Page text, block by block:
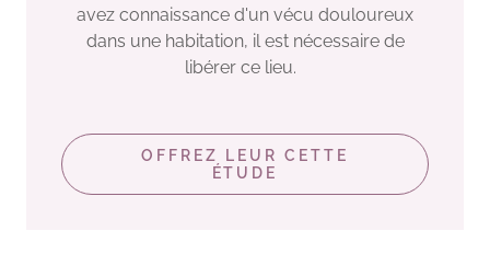
avez connaissance d'un vécu douloureux
dans une habitation, il est nécessaire de
libérer ce lieu.
OFFREZ LEUR CETTE
ÉTUDE